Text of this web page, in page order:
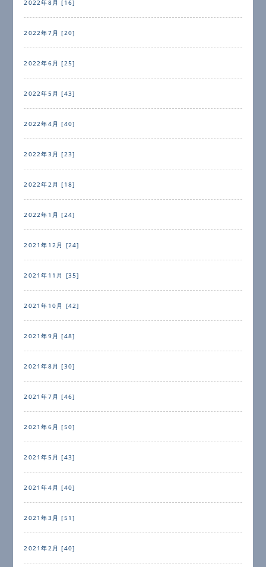
2022年8月 [16]
2022年7月 [20]
2022年6月 [25]
2022年5月 [43]
2022年4月 [40]
2022年3月 [23]
2022年2月 [18]
2022年1月 [24]
2021年12月 [24]
2021年11月 [35]
2021年10月 [42]
2021年9月 [48]
2021年8月 [30]
2021年7月 [46]
2021年6月 [50]
2021年5月 [43]
2021年4月 [40]
2021年3月 [51]
2021年2月 [40]